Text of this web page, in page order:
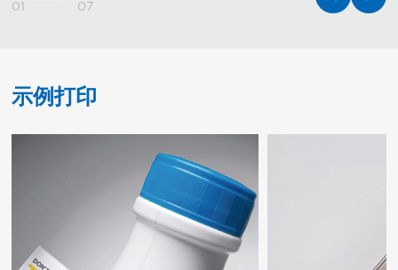
01
07
示例打印